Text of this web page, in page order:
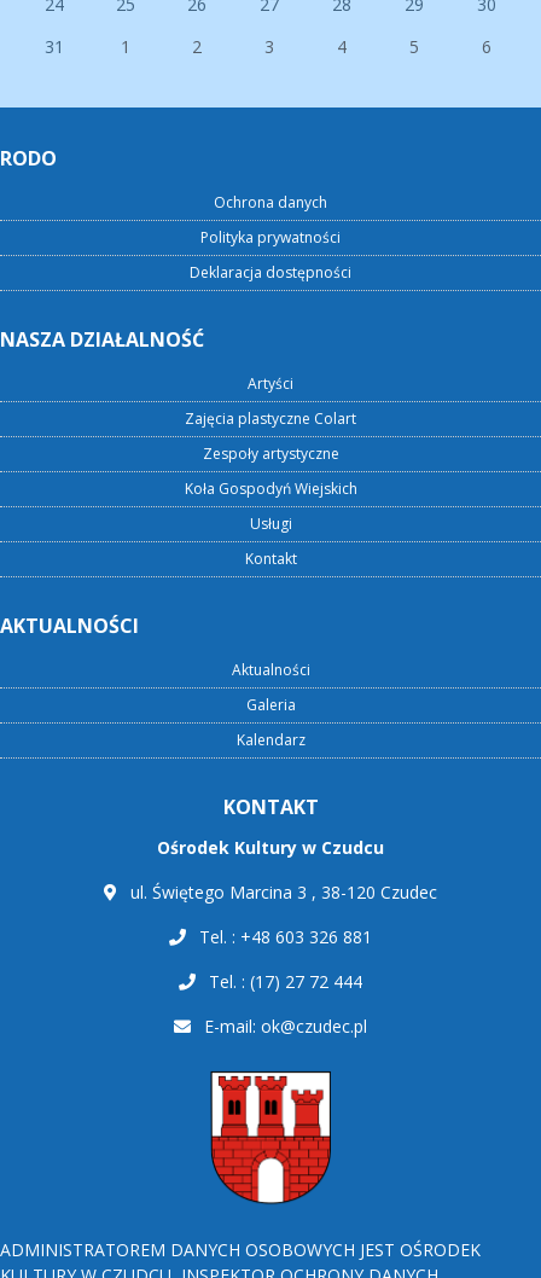
31
1 2 3 4 5 6
RODO
Ochrona danych
Polityka prywatności
Deklaracja dostępności
NASZA DZIAŁALNOŚĆ
Artyści
Zajęcia plastyczne Colart
Zespoły artystyczne
Koła Gospodyń Wiejskich
Usługi
Kontakt
AKTUALNOŚCI
Aktualności
Galeria
Kalendarz
KONTAKT
Ośrodek Kultury w Czudcu
ul. Świętego Marcina 3 , 38-120 Czudec
Tel. : +48 603 326 881
Tel. : (17) 27 72 444
E-mail: ok@czudec.pl
ADMINISTRATOREM DANYCH OSOBOWYCH JEST OŚRODEK